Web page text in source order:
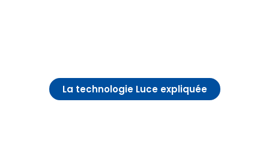
La technologie Luce expliquée